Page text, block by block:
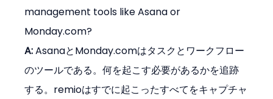
management tools like Asana or
Monday.com?
A: AsanaとMonday.comはタスクとワークフロー
のツールである。何を起こす必要があるかを追跡
する。remioはすでに起こったすべてをキャプチャ